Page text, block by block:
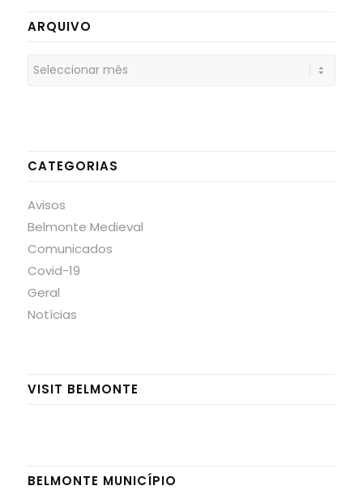
ARQUIVO
CATEGORIAS
Avisos
Belmonte Medieval
Comunicados
Covid-19
Geral
Notícias
VISIT BELMONTE
BELMONTE MUNICÍPIO